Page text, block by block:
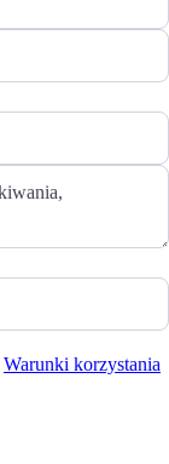
Warunki korzystania